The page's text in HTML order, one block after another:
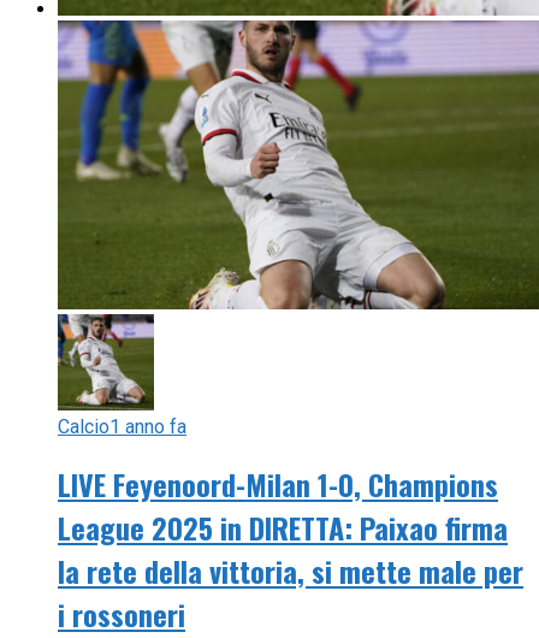
Calcio1 anno fa
LIVE Feyenoord-Milan 1-0, Champions
League 2025 in DIRETTA: Paixao firma
la rete della vittoria, si mette male per
i rossoneri